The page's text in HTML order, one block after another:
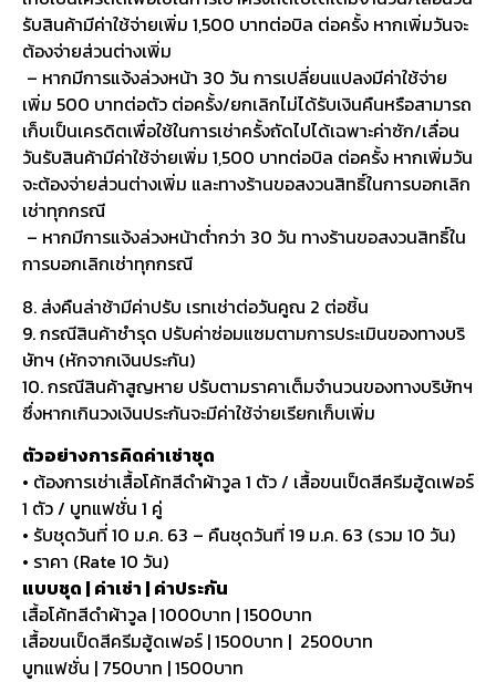
รับสินค้ามีค่าใช้จ่ายเพิ่ม 1,500 บาทต่อบิล ต่อครั้ง หากเพิ่มวันจะ
ต้องจ่ายส่วนต่างเพิ่ม
– หากมีการแจ้งล่วงหน้า 30 วัน การเปลี่ยนแปลงมีค่าใช้จ่าย
เพิ่ม 500 บาทต่อตัว ต่อครั้ง/ยกเลิกไม่ได้รับเงินคืนหรือสามารถ
เก็บเป็นเครดิตเพื่อใช้ในการเช่าครั้งถัดไปได้เฉพาะค่าซัก/เลื่อน
วันรับสินค้ามีค่าใช้จ่ายเพิ่ม 1,500 บาทต่อบิล ต่อครั้ง หากเพิ่มวัน
จะต้องจ่ายส่วนต่างเพิ่ม และทางร้านขอสงวนสิทธิ์ในการบอกเลิก
เช่าทุกกรณี
– หากมีการแจ้งล่วงหน้าต่ำกว่า 30 วัน ทางร้านขอสงวนสิทธิ์ใน
การบอกเลิกเช่าทุกกรณี
8. ส่งคืนล่าช้ามีค่าปรับ เรทเช่าต่อวันคูณ 2 ต่อชิ้น
9. กรณีสินค้าชำรุด ปรับค่าซ่อมแซมตามการประเมินของทางบริ
ษัทฯ (หักจากเงินประกัน)
10. กรณีสินค้าสูญหาย ปรับตามราคาเต็มจำนวนของทางบริษัทฯ
ซึ่งหากเกินวงเงินประกันจะมีค่าใช้จ่ายเรียกเก็บเพิ่ม
ตัวอย่างการคิดค่าเช่าชุด
• ต้องการเช่าเสื้อโค้ทสีดำผ้าวูล 1 ตัว / เสื้อขนเป็ดสีครีมฮู้ดเฟอร์
1 ตัว / บูทแฟชั่น 1 คู่
• รับชุดวันที่ 10 ม.ค. 63 – คืนชุดวันที่ 19 ม.ค. 63 (รวม 10 วัน)
• ราคา (Rate 10 วัน)
แบบชุด | ค่าเช่า | ค่าประกัน
เสื้อโค้ทสีดำผ้าวูล | 1000บาท | 1500บาท
เสื้อขนเป็ดสีครีมฮู้ดเฟอร์ | 1500บาท | 2500บาท
บูทแฟชั่น | 750บาท | 1500บาท